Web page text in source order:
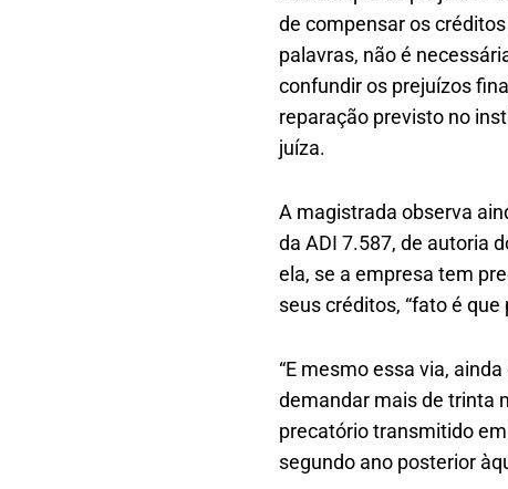
de compensar os
palavras, não é
confundir os prejuízos
reparação previsto no
juíza.
A magistrada observa
da ADI 7.587, de autoria
ela, se a empresa tem
seus créditos, “fato é
“E mesmo essa via,
demandar mais de trinta
precatório transmitido
segundo ano posterior